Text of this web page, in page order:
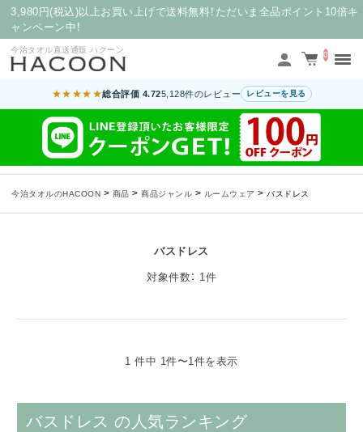
3,980円(税込)以上お買い上げで送料無料！ただいま全品ポイント10倍キ
ャンペーン中！
今治タオル直送通販 ハクーン
0
★★★★★総合評価 4.725,128件のレビュー レビューを見る
今治タオルのHACOON > 商品 > 商品ジャンル > ルームウェア > バスドレス
バスドレス
対象件数： 1件
1 件中 1件〜1件を表示
バスドレス の人気ランキング